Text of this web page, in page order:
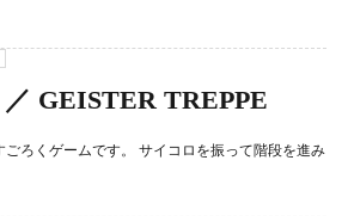
GEISTER TREPPE
ごろくゲームです。 サイコロを振って階段を進み